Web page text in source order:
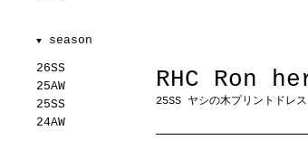
▼ season
26SS
25AW
25SS
24AW
RHC Ron
25SS ヤシの木プリントドレ